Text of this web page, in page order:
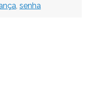
senha